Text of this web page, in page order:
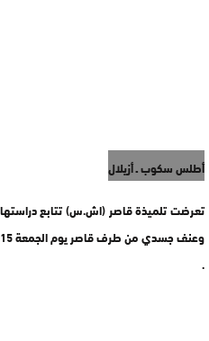
أطلس سكوب ـ أزيلال
تعرضت تلميذة قاصر (اش.س) تتابع دراستها
.